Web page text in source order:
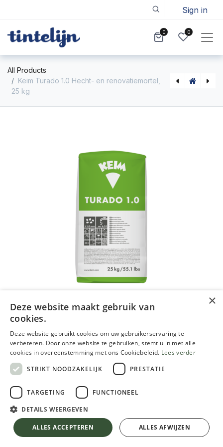
Sign in
0 0
All Products
Keim Turado 1.0 Hecht- en renovatiemortel,
25 kg
Keim Turado 1.0 Hecht- en
renovatiemortel, 25 kg
43.63€
Keim
×
Deze website maakt gebruik van
cookies.
Deze website gebruikt cookies om uw gebruikerservaring te
verbeteren. Door onze website te gebruiken, stemt u in met alle
cookies in overeenstemming met ons Cookiebeleid. Lees verder
STRIKT NOODZAKELIJK
PRESTATIE
TARGETING FUNCTIONEEL
DETAILS WEERGEVEN
ALLES ACCEPTEREN ALLES AFWIJZEN